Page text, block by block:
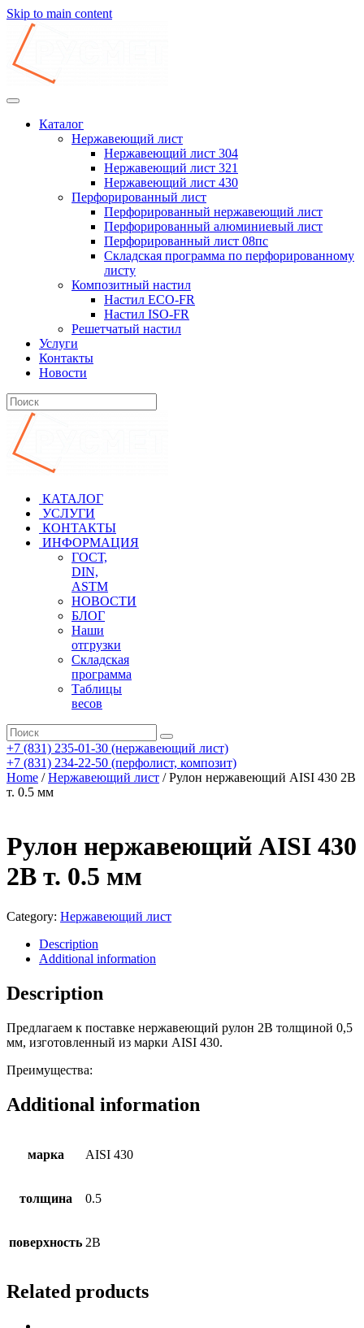
Skip to main content
Каталог
Нержавеющий лист
Нержавеющий лист 304
Нержавеющий лист 321
Нержавеющий лист 430
Перфорированный лист
Перфорированный нержавеющий лист
Перфорированный алюминиевый лист
Перфорированный лист 08пс
Складская программа по перфорированному
листу
Композитный настил
Настил ECO-FR
Настил ISO-FR
Решетчатый настил
Услуги
Контакты
Новости
КАТАЛОГ
УСЛУГИ
КОНТАКТЫ
ИНФОРМАЦИЯ
ГОСТ,
DIN,
ASTM
НОВОСТИ
БЛОГ
Наши
отгрузки
Складская
программа
Таблицы
весов
+7 (831) 235-01-30 (нержавеющий лист)
+7 (831) 234-22-50 (перфолист, композит)
Home /Нержавеющий лист / Рулон нержавеющий AISI 430 2В
т. 0.5 мм
Рулон нержавеющий AISI 430
2В т. 0.5 мм
Category: Нержавеющий лист
Description
Additional information
Description
Предлагаем к поставке нержавеющий рулон 2В толщиной 0,5
мм, изготовленный из марки AISI 430.
Преимущества:
Additional information
марка AISI 430
толщина 0.5
поверхность 2B
Related products